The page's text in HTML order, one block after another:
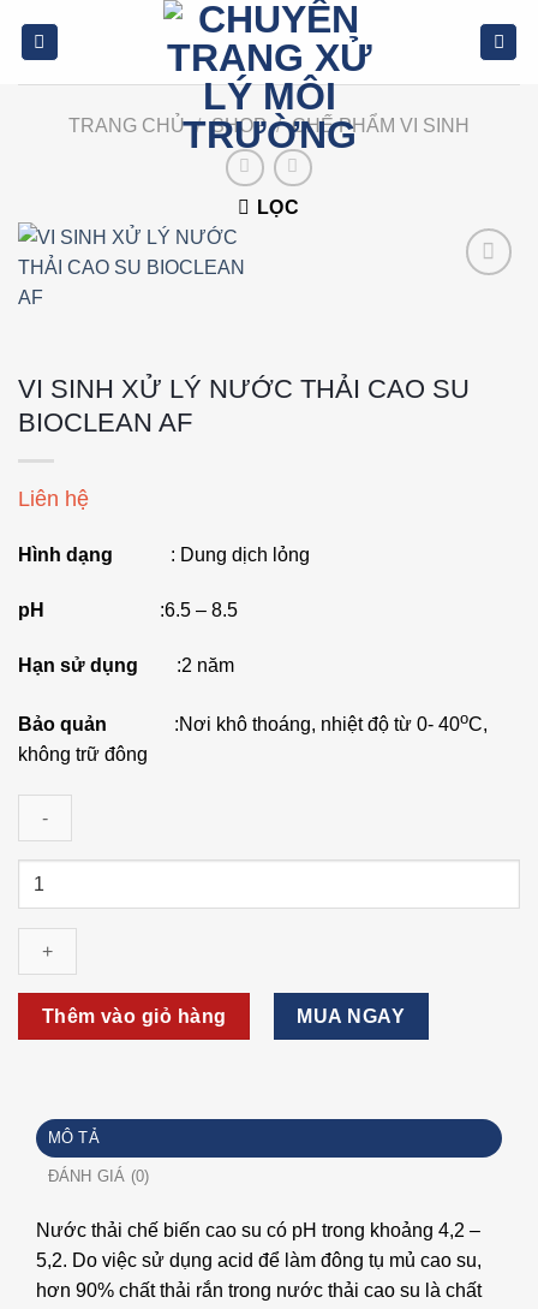
TRANG CHỦ / SHOP / CHẾ PHẨM VI SINH
LỌC
VI SINH XỬ LÝ NƯỚC THẢI CAO SU
BIOCLEAN AF
Liên hệ
Hình dạng : Dung dịch lỏng
pH :6.5 – 8.5
Hạn sử dụng :2 năm
Bảo quản :Nơi khô thoáng, nhiệt độ từ 0- 40oC,
không trữ đông
XỬ
THẢI
CAO
số
lượng
Thêm vào giỏ hàng MUA NGAY
MÔ TẢ
ĐÁNH GIÁ (0)
Nước thải chế biến cao su có pH trong khoảng 4,2 –
5,2. Do việc sử dụng acid để làm đông tụ mủ cao su,
hơn 90% chất thải rắn trong nước thải cao su là chất